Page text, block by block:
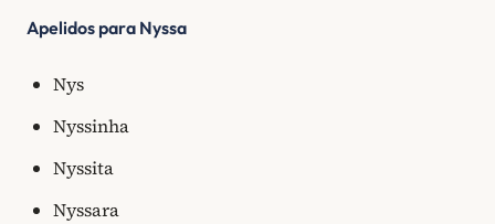
Apelidos para Nyssa
Nys
Nyssinha
Nyssita
Nyssara